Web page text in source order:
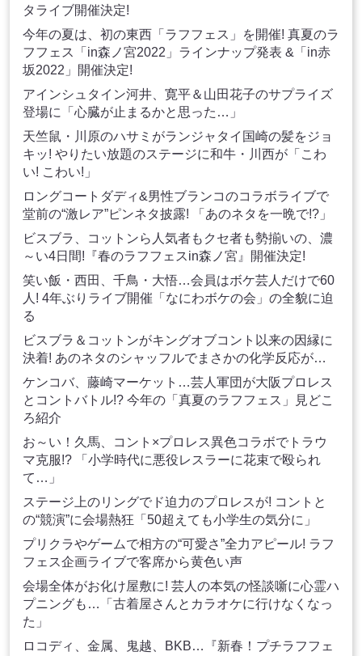
タライブ開催決定!
今年の夏は、初の東西「ラフフェス」を開催! 真夏のラ
フフェス「in森ノ宮2022」ラインナップ発表 &「in赤
坂2022」開催決定!
アインシュタイン河井、寛平＆山田花子のサプライズ
登場に「心臓が止まるかと思った…」
天竺鼠・川原のハサミがランジャタイ国崎の髪をジョ
キッ! やりたい放題のステージに和牛・川西が「こわ
い! こわい!」
ロングコートダディ&男性ブランコのコラボライブで
堂前の“激レア”ピンネタ披露! 「あのネタを一晩で!?」
ビスブラ、コットンら人気者もクセ者も勢揃いの、濃
～い4日間!『春のラフフェスin森ノ宮』開催決定!
笑い飯・西田、千鳥・大悟…会員はボケ芸人だけで60
人! 4年ぶりライブ開催「なにわボケの会」の全貌に迫
る
ビスブラ＆コットンがキングオブコント以来の因縁に
決着! あのネタのシャッフルでまさかの化学反応が…
ケンコバ、藤崎マーケット…芸人軍団が大阪プロレス
とコントバトル!? 今年の「真夏のラフフェス」見どこ
ろ紹介
お～い！久馬、コント×プロレス異色コラボでトラウ
マ克服!? 「小学時代に悪役レスラーに花束で殴られ
て…」
ステージ上のリングでド迫力のプロレスが! コントと
の“競演”に会場熱狂「50超えても小学生の気分に」
プリクラやゲームで相方の“可愛さ”全力アピール! ラフ
フェス企画ライブで客席から黄色い声
会場全体がお化け屋敷に! 芸人の本気の怪談噺に心霊ハ
プニングも…「古着屋さんとカラオケに行けなくなっ
た」
ロコディ、金属、鬼越、BKB…『新春！プチラフフェ